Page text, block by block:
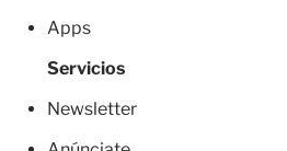
Apps
Servicios
Newsletter